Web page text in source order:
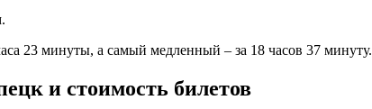
23 минуты, а самый медленный – за 18 часов 37 минуту.
и стоимость билетов